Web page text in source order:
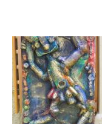
a
r
e
o
n
F
a
r
e
o
n
T